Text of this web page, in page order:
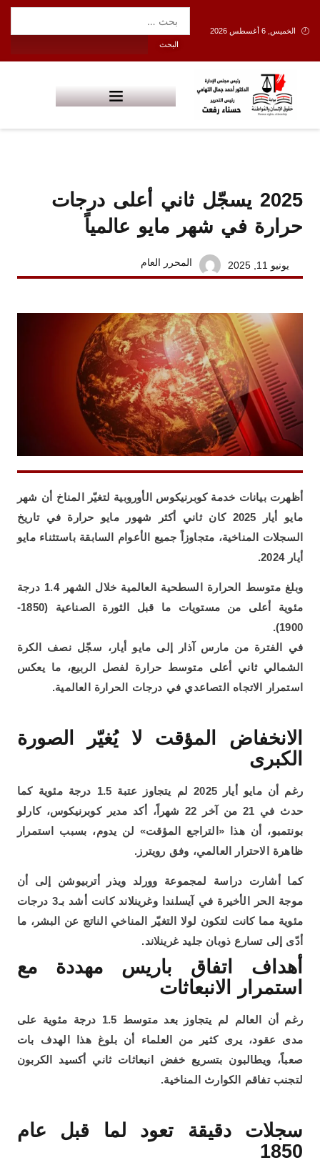
الخميس, 6 أغسطس 2026
2025 يسجّل ثاني أعلى درجات
حرارة في شهر مايو عالمياً
يونيو 11, 2025 المحرر العام
أظهرت بيانات خدمة كوبرنيكوس الأوروبية لتغيّر المناخ أن شهر
مايو أيار 2025 كان ثاني أكثر شهور مايو حرارة في تاريخ
السجلات المناخية، متجاوزاً جميع الأعوام السابقة باستثناء مايو
أيار 2024.
وبلغ متوسط الحرارة السطحية العالمية خلال الشهر 1.4 درجة
مئوية أعلى من مستويات ما قبل الثورة الصناعية (1850-
1900).
في الفترة من مارس آذار إلى مايو أيار، سجّل نصف الكرة
الشمالي ثاني أعلى متوسط حرارة لفصل الربيع، ما يعكس
استمرار الاتجاه التصاعدي في درجات الحرارة العالمية.
الانخفاض المؤقت لا يُغيّر الصورة
الكبرى
رغم أن مايو أيار 2025 لم يتجاوز عتبة 1.5 درجة مئوية كما
حدث في 21 من آخر 22 شهراً، أكد مدير كوبرنيكوس، كارلو
بونتمبو، أن هذا «التراجع المؤقت» لن يدوم، بسبب استمرار
ظاهرة الاحترار العالمي، وفق رويترز.
كما أشارت دراسة لمجموعة وورلد ويذر أتربيوشن إلى أن
موجة الحر الأخيرة في آيسلندا وغرينلاند كانت أشد بـ3 درجات
مئوية مما كانت لتكون لولا التغيّر المناخي الناتج عن البشر، ما
أدّى إلى تسارع ذوبان جليد غرينلاند.
أهداف اتفاق باريس مهددة مع
استمرار الانبعاثات
رغم أن العالم لم يتجاوز بعد متوسط 1.5 درجة مئوية على
مدى عقود، يرى كثير من العلماء أن بلوغ هذا الهدف بات
صعباً، ويطالبون بتسريع خفض انبعاثات ثاني أكسيد الكربون
لتجنب تفاقم الكوارث المناخية.
سجلات دقيقة تعود لما قبل عام
1850